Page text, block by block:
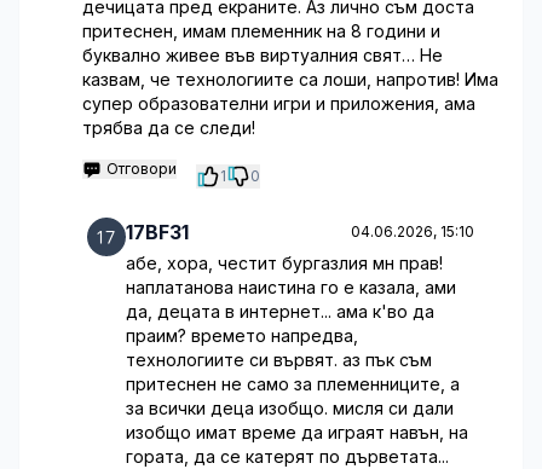
дечицата пред екраните. Аз лично съм доста
притеснен, имам племенник на 8 години и
буквално живее във виртуалния свят… Не
казвам, че технологиите са лоши, напротив! Има
супер образователни игри и приложения, ама
трябва да се следи!
Отговори 1 0
17BF31 04.06.2026, 15:10
абе, хора, честит бургазлия мн прав!
наплатанова наистина го е казала, ами
да, децата в интернет... ама к'во да
праим? времето напредва,
технологиите си вървят. аз пък съм
притеснен не само за племенниците, а
за всички деца изобщо. мисля си дали
изобщо имат време да играят навън, на
гората, да се катерят по дърветата...